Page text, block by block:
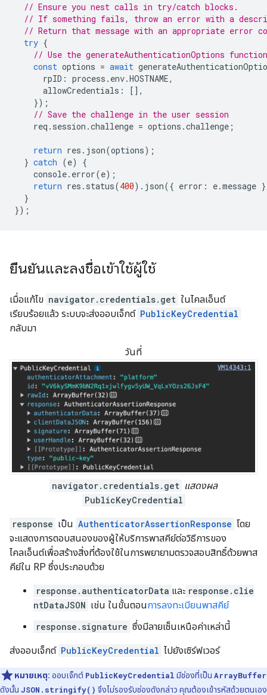
// Ensure you nest calls in try/catch blocks.
// If something fails, throw an error with a
// Return that message with an appropriate error
try {
// Use the generateAuthenticationOptions function
const options = await
rpID : process . env.HOSTNAME,
allowCredentials :
[],
});
// Save the challenge in the user session
req . session .challenge = options .challenge ;
return res . json(options);
} catch (e)
{
console. error(e);
return res . status(400). json({ error : e.message
}
});
ยืนยันและลงชื่อเข้าใช้ผู้ใช้
เมื่อแก้ไข navigator.credentials.get ในไคลเอ็นต์
เรียบร้อยแล้ว ระบบจะส่งออบเจ็กต์ PublicKeyCredential
กลับมา
วันที่
navigator.credentials.get แสดงผล
PublicKeyCredential
response เป็น AuthenticatorAssertionResponse โดย
จะแสดงการตอบสนองของผู้ให้บริการพาสคีย์ต่อวิธีการของ
ไคลเอ็นต์เพื่อสร้างสิ่งที่ต้องใช้ในการพยายามตรวจสอบสิทธิ์ด้วยพาส
คีย์ใน RP ซึ่งประกอบด้วย
response.authenticatorData และ response.clie
ntDataJSON เช่น ในขั้นตอนการลงทะเบียนพาสคีย์
response.signature ซึ่งมีลายเซ็นเหนือค่าเหล่านี้
ส่งออบเจ็กต์ PublicKeyCredential ไปยังเซิร์ฟเวอร์
หมายเหตุ: ออบเจ็กต์ PublicKeyCredential มีช่องที่เป็น ArrayBuffer
ดังนั้น JSON.stringify() จึงไม่รองรับช่องดังกล่าว คุณต้องเข้ารหัสด้วยตนเอง